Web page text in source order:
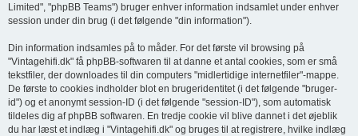
Limited", "phpBB Teams") bruger enhver information indsamlet under enhver
session under din brug (i det følgende "din information").
Din information indsamles på to måder. For det første vil browsing på
"Vintagehifi.dk" få phpBB-softwaren til at danne et antal cookies, som er små
tekstfiler, der downloades til din computers "midlertidige internetfiler"-mappe.
De første to cookies indholder blot en brugeridentitet (i det følgende "bruger-
id") og et anonymt session-ID (i det følgende "session-ID"), som automatisk
tildeles dig af phpBB softwaren. En tredje cookie vil blive dannet i det øjeblik
du har læst et indlæg i "Vintagehifi.dk" og bruges til at registrere, hvilke indlæg